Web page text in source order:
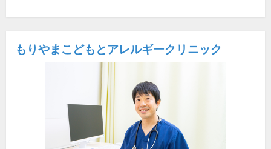
もりやまこどもとアレルギークリニック